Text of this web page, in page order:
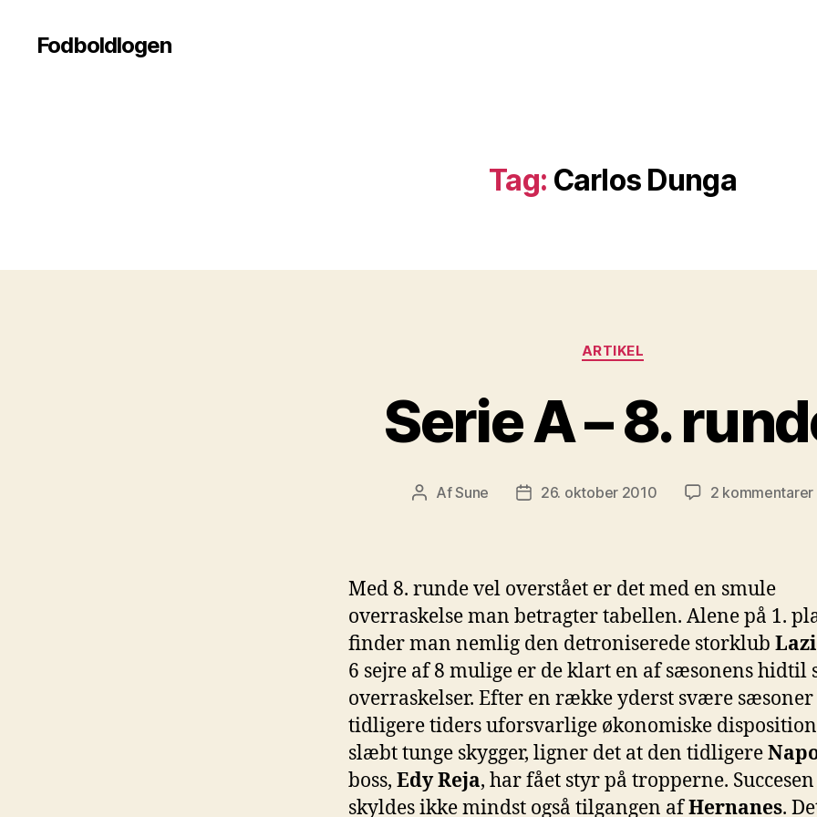
Fodboldlogen
Tag: Carlos Dunga
Kategorier
ARTIKEL
Serie A – 8.
Indlægsforfatter
AfSune Indlægsdato
26. oktober 2010 2 kommentarertil
Med 8. runde vel overstået er det med en smule
overraskelse man betragter tabellen. Alene på 1.
finder man nemlig den detroniserede storklub
6 sejre af 8 mulige er de klart en af sæsonens hidtil
overraskelser. Efter en række yderst svære
tidligere tiders uforsvarlige økonomiske
slæbt tunge skygger, ligner det at den tidligere
boss, Edy Reja, har fået styr på tropperne. Succesen
skyldes ikke mindst også tilgangen afHernanes.